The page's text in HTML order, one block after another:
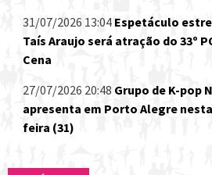
31/07/2026 13:04 Espetáculo
Taís Araujo será atração do 33º
Cena
27/07/2026 20:48 Grupo de K-pop
apresenta em Porto Alegre
feira (31)